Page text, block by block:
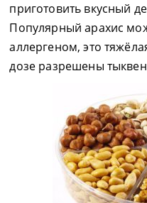
приготовить вкусный
Популярный арахис
аллергеном, это
дозе разрешены